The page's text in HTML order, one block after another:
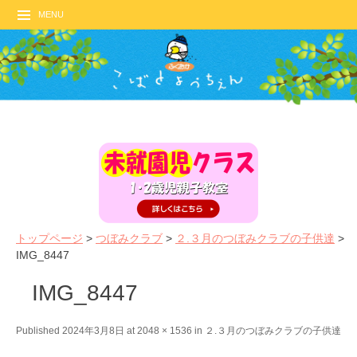
MENU
トップページ > つぼみクラブ > ２.３月のつぼみクラブの子供達 >
IMG_8447
IMG_8447
Published 2024年3月8日 at 2048 × 1536 in ２.３月のつぼみクラブの子供達
←
N